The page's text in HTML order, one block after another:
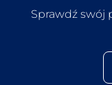
Sprawdź swój